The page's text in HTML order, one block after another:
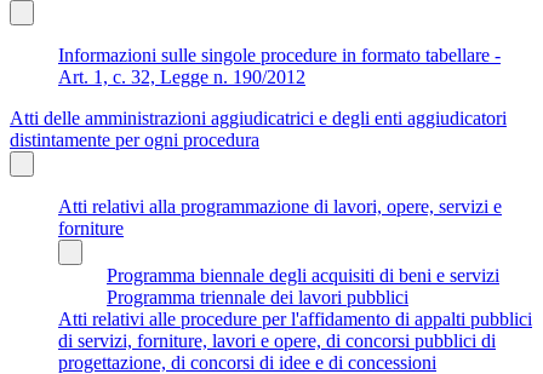
Informazioni sulle singole procedure in formato tabellare -
Art. 1, c. 32, Legge n. 190/2012
Atti delle amministrazioni aggiudicatrici e degli enti aggiudicatori
distintamente per ogni procedura
Atti relativi alla programmazione di lavori, opere, servizi e
forniture
Programma biennale degli acquisiti di beni e servizi
Programma triennale dei lavori pubblici
Atti relativi alle procedure per l'affidamento di appalti pubblici
di servizi, forniture, lavori e opere, di concorsi pubblici di
progettazione, di concorsi di idee e di concessioni